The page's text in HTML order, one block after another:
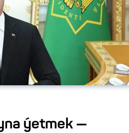
ýetmek —